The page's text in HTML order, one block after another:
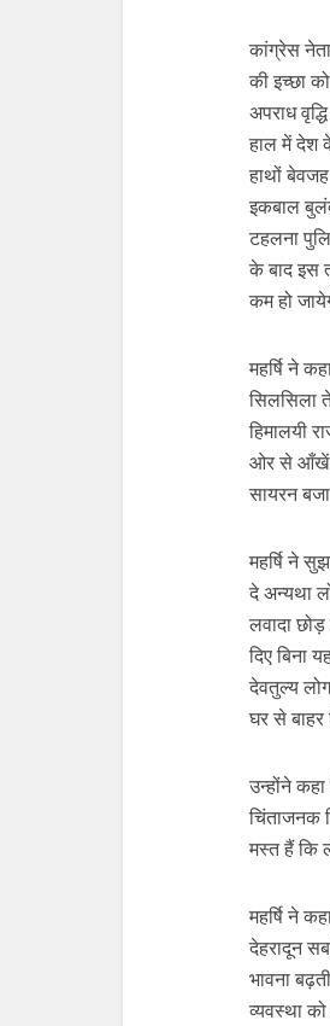
कांग्रेस
की इच्छा
अपराध
हाल में देश
हाथों
इकबाल
टहलना
के बाद इस
कम हो
महर्षि ने
सिलसिला
हिमालयी
ओर से आँखें
सायरन
महर्षि ने
दे अन्यथा
लवादा
दिए बिना
देवतुल्य
घर से बाहर
उन्होंने
चिंताजनक
मस्त हैं कि
महर्षि ने
देहरादून
भावना
व्यवस्था